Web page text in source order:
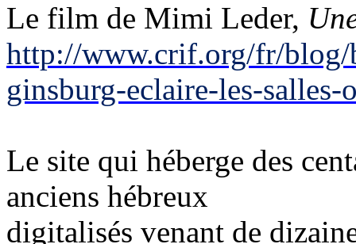
Le film de Mimi Leder,
http://www.crif.org/fr/
ginsburg-eclaire-les-salles-
Le site qui héberge des
anciens hébreux
digitalisés venant de